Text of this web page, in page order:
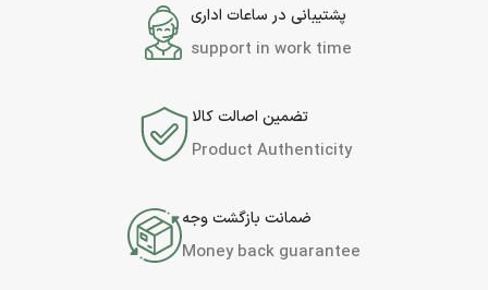
پشتیبانی در ساعات اداری
support in work time
تضمین اصالت کالا
Product Authenticity
ضمانت بازگشت وجه
Money back guarantee